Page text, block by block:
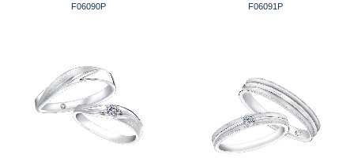
F06090P
F06091P